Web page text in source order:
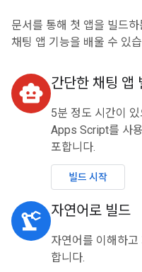
문서를 통해 첫 앱을 빌드
채팅 앱 기능을 배울 수 있
smart_toy 간단한 채팅 앱
5분 정도 시간이
Apps Script를 사
포합니다.
빌드 시작
precision_manufacturing 자연어로 빌드
자연어를 이해하
합니다.